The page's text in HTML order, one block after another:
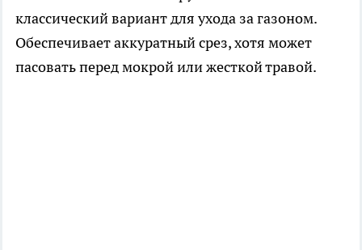
классический вариант для ухода за газоном.
Обеспечивает аккуратный срез, хотя может
пасовать перед мокрой или жесткой травой.